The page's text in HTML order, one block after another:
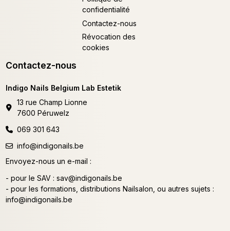
confidentialité
Contactez-nous
Révocation des
cookies
Contactez-nous
Indigo Nails Belgium Lab Estetik
13 rue Champ Lionne
7600 Péruwelz
069 301 643
info@indigonails.be
Envoyez-nous un e-mail :
- pour le SAV : sav@indigonails.be
- pour les formations, distributions Nailsalon, ou autres sujets :
info@indigonails.be